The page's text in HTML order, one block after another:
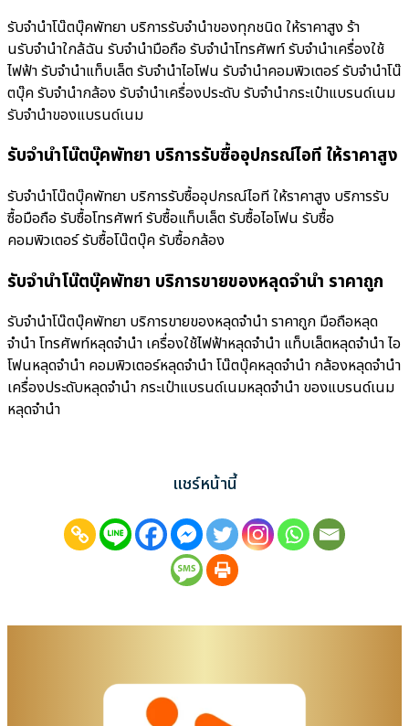
รับจำนำโน๊ตบุ๊คพัทยา บริการรับจำนำของทุกชนิด ให้ราคาสูง ร้า
นรับจํานําใกล้ฉัน รับจำนำมือถือ รับจำนำโทรศัพท์ รับจำนำเครื่องใช้
ไฟฟ้า รับจำนำแท็บเล็ต รับจำนำไอโฟน รับจำนำคอมพิวเตอร์ รับจำนำโน๊
ตบุ๊ค รับจำนำกล้อง รับจำนำเครื่องประดับ รับจำนำกระเป๋าแบรนด์เนม
รับจำนำของแบรนด์เนม
รับจำนำโน๊ตบุ๊คพัทยา บริการรับซื้ออุปกรณ์ไอที ให้ราคาสูง
รับจำนำโน๊ตบุ๊คพัทยา บริการรับซื้ออุปกรณ์ไอที ให้ราคาสูง บริการรับ
ซื้อมือถือ รับซื้อโทรศัพท์ รับซื้อแท็บเล็ต รับซื้อไอโฟน รับซื้อ
คอมพิวเตอร์ รับซื้อโน๊ตบุ๊ค รับซื้อกล้อง
รับจำนำโน๊ตบุ๊คพัทยา บริการขายของหลุดจำนำ ราคาถูก
รับจำนำโน๊ตบุ๊คพัทยา บริการขายของหลุดจำนำ ราคาถูก มือถือหลุด
จำนำ โทรศัพท์หลุดจำนำ เครื่องใช้ไฟฟ้าหลุดจำนำ แท็บเล็ตหลุดจำนำ ไอ
โฟนหลุดจำนำ คอมพิวเตอร์หลุดจำนำ โน๊ตบุ๊คหลุดจำนำ กล้องหลุดจำนำ
เครื่องประดับหลุดจำนำ กระเป๋าแบรนด์เนมหลุดจำนำ ของแบรนด์เนม
หลุดจำนำ
แชร์หน้านี้